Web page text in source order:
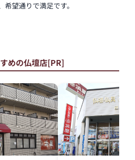
望通りで満足です。
めの仏壇店[PR]